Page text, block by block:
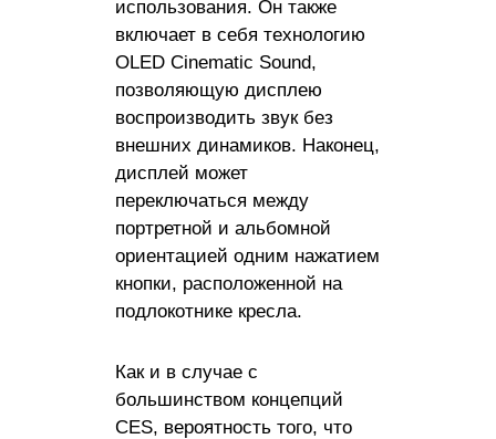
использования. Он также
включает в себя технологию
OLED Cinematic Sound,
позволяющую дисплею
воспроизводить звук без
внешних динамиков. Наконец,
дисплей может
переключаться между
портретной и альбомной
ориентацией одним нажатием
кнопки, расположенной на
подлокотнике кресла.
Как и в случае с
большинством концепций
CES, вероятность того, что